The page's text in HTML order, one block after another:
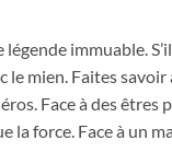
immuable.
le mien. Faites savoir
Face à des êtres
la force. Face à un